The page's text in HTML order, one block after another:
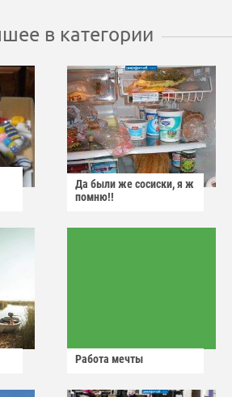
в категории
Да были же сосиски, я ж
помню!!
Работа мечты